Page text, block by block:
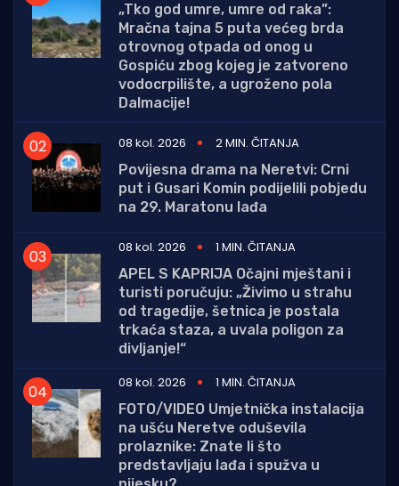
„Tko god umre, umre od raka”:
Mračna tajna 5 puta većeg brda
otrovnog otpada od onog u
Gospiću zbog kojeg je zatvoreno
vodocrpilište, a ugroženo pola
Dalmacije!
08 kol. 2026
2 MIN. ČITANJA
Povijesna drama na Neretvi: Crni
put i Gusari Komin podijelili pobjedu
na 29. Maratonu lađa
08 kol. 2026
1 MIN. ČITANJA
APEL S KAPRIJA Očajni mještani i
turisti poručuju: „Živimo u strahu
od tragedije, šetnica je postala
trkaća staza, a uvala poligon za
divljanje!“
08 kol. 2026
1 MIN. ČITANJA
FOTO/VIDEO Umjetnička instalacija
na ušću Neretve oduševila
prolaznike: Znate li što
predstavljaju lađa i spužva u